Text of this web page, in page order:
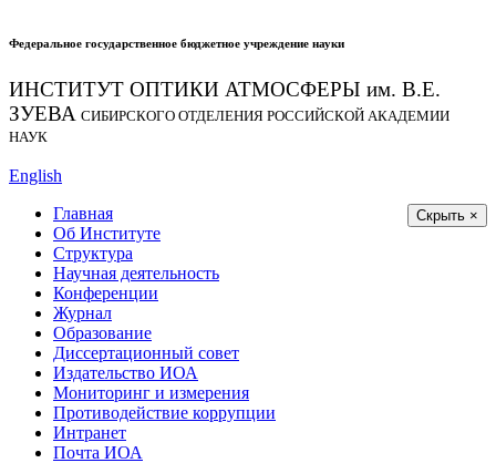
Федеральное государственное бюджетное учреждение науки
ИНСТИТУТ ОПТИКИ АТМОСФЕРЫ им. В.Е.
ЗУЕВА СИБИРСКОГО ОТДЕЛЕНИЯ РОССИЙСКОЙ АКАДЕМИИ
НАУК
English
Скрыть ×
Главная
Об Институте
Структура
Научная деятельность
Конференции
Журнал
Образование
Диссертационный совет
Издательство ИОА
Мониторинг и измерения
Противодействие коррупции
Интранет
Почта ИОА